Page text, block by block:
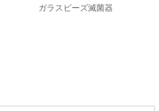
ガラスビーズ滅菌器